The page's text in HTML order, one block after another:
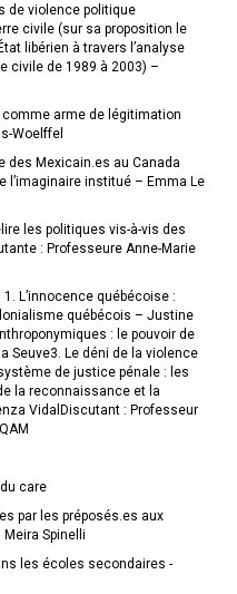
de violence politique
civile (sur sa proposition le
libérien à travers l’analyse
civile de 1989 à 2003) –
comme arme de légitimation
Woelffel
des Mexicain.es au Canada
l’imaginaire institué – Emma Le
les politiques vis-à-vis des
: Professeure Anne-Marie
L’innocence québécoise :
québécois – Justine
: le pouvoir de
Seuve3. Le déni de la violence
de justice pénale : les
la reconnaissance et la
VidalDiscutant : Professeur
care
par les préposés.es aux
Meira Spinelli
les écoles secondaires -